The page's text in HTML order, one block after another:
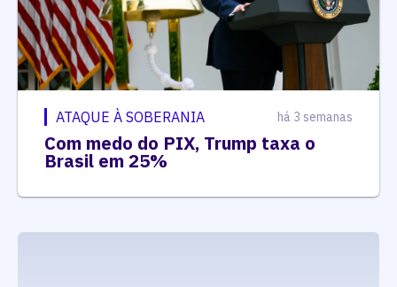
ATAQUE À SOBERANIA há 3 semanas
Com medo do PIX, Trump taxa o
Brasil em 25%